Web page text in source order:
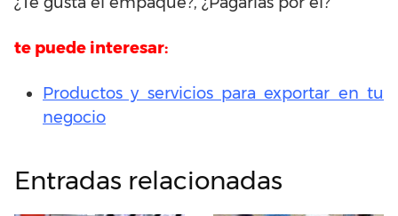
te puede interesar:
Productos y servicios para exportar en tu
negocio
Entradas relacionadas